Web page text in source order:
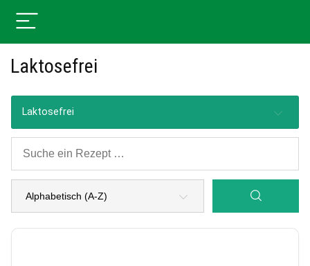
Laktosefrei
Laktosefrei